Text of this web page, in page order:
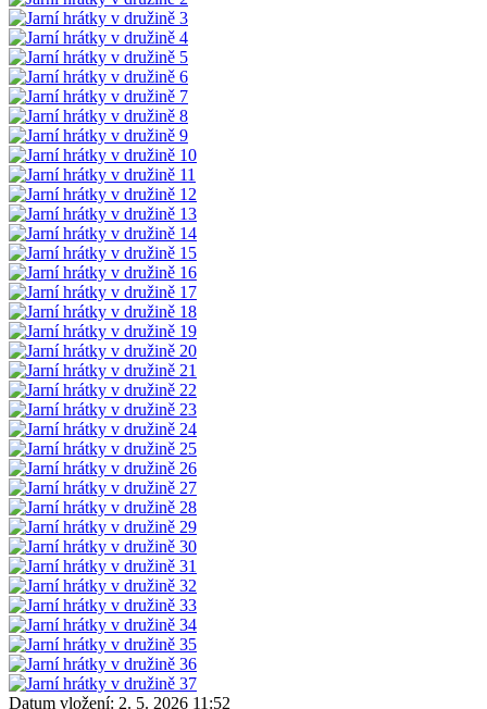
Datum vložení: 2. 5. 2026 11:52